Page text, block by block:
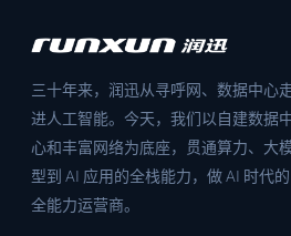
三十年来，润迅从寻呼网、数据中心
进人工智能。今天，我们以自建数据
心和丰富网络为底座，贯通算力、大
型到 AI 应用的全栈能力，做 AI 时代的
全能力运营商。